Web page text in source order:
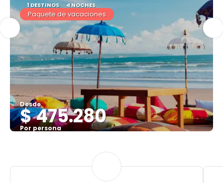
1 DESTINOS 4 NOCHES
Paquete de vacaciones
Desde
$ 475.280
Por persona